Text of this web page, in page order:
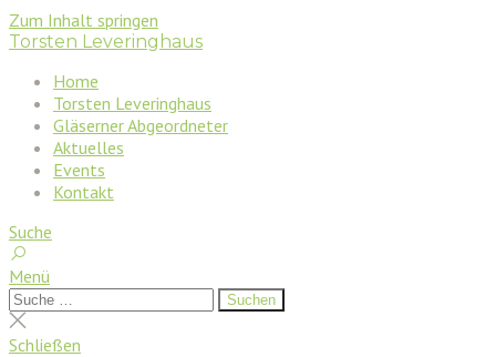
Zum Inhalt springen
Torsten Leveringhaus
Home
Torsten Leveringhaus
Gläserner Abgeordneter
Aktuelles
Events
Kontakt
Suche
Menü
Suchen
nach:
Suchen
Suche
schließen
Schließen